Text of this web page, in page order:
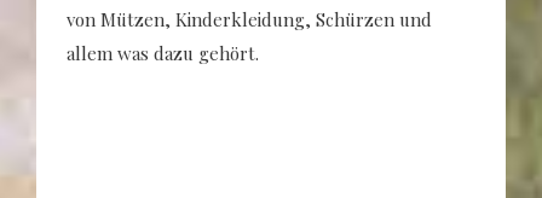
von Mützen, Kinderkleidung, Schürzen und
allem was dazu gehört.